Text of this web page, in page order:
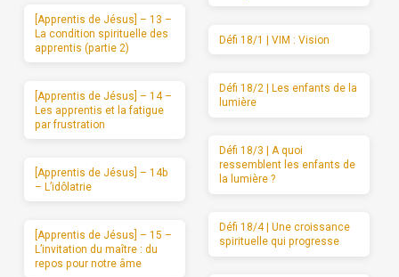
[Apprentis de Jésus] – 13 –
La condition spirituelle des
apprentis (partie 2)
[Apprentis de Jésus] – 14 –
Les apprentis et la fatigue
par frustration
[Apprentis de Jésus] – 14b
– L’idôlatrie
[Apprentis de Jésus] – 15 –
L’invitation du maître : du
repos pour notre âme
Défi 18/1 | VIM : Vision
Défi 18/2 | Les enfants de la
lumière
Défi 18/3 | A quoi
ressemblent les enfants de
la lumière ?
Défi 18/4 | Une croissance
spirituelle qui progresse